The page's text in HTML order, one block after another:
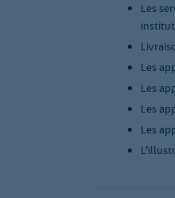
Les
Les
Les
Les
Les